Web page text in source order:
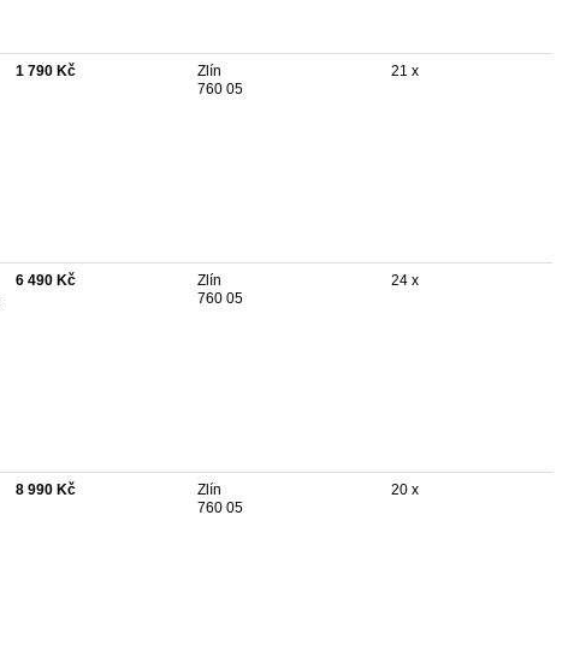
1 790 Kč
Zlín
760 05
21 x
6 490 Kč
Zlín
760 05
24 x
8 990 Kč
Zlín
760 05
20 x